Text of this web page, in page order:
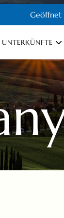
Geöffnet
UNTERKÜNFTE